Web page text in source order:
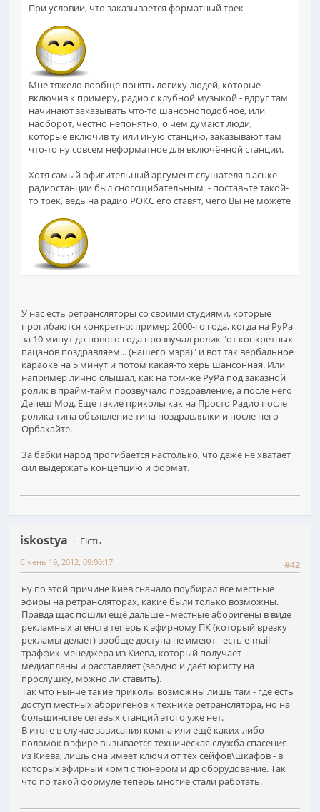
При условии, что заказывается форматный трек
Мне тяжело вообще понять логику людей, которые
включив к примеру, радио с клубной музыкой - вдруг там
начинают заказывать что-то шансоноподобное, или
наоборот, честно непонятно, о чём думают люди,
которые включив ту или иную станцию, заказывают там
что-то ну совсем неформатное для включённой станции.
Хотя самый офигительный аргумент слушателя в аське
радиостанции был сногсщибательным - поставьте такой-
то трек, ведь на радио РОКС его ставят, чего Вы не можете
У нас есть ретрансляторы со своими студиями, которые
прогибаются конкретно: пример 2000-го года, когда на РуРа
за 10 минут до нового года прозвучал ролик "от конкретных
пацанов поздравляем... (нашего мэра)" и вот так вербальное
караоке на 5 минут и потом какая-то херь шансонная. Или
например лично слышал, как на том-же РуРа под заказной
ролик в прайм-тайм прозвучало поздравление, а после него
Депеш Мод. Еще такие приколы как на Просто Радио после
ролика типа объявление типа поздравлялки и после него
Орбакайте.
За бабки народ прогибается настолько, что даже не хватает
сил выдержать концепцию и формат.
iskostya
Гість
#42
Січень 19, 2012, 09:00:17
ну по этой причине Киев сначало поубирал все местные
эфиры на ретрансляторах, какие были только возможны.
Правда щас пошли ещё дальше - местные аборигены в виде
рекламных агенств теперь к эфирному ПК (который врезку
рекламы делает) вообще доступа не имеют - есть е-mail
траффик-менеджера из Киева, который получает
медиапланы и расставляет (заодно и даёт юристу на
прослушку, можно ли ставить).
Так что нынче такие приколы возможны лишь там - где есть
доступ местных аборигенов к технике ретранслятора, но на
большинстве сетевых станций этого уже нет.
В итоге в случае зависания компа или ещё каких-либо
поломок в эфире вызывается техническая служба спасения
из Киева, лишь она имеет ключи от тех сейфов\шкафов - в
которых эфирный комп с тюнером и др оборудование. Так
что по такой формуле теперь многие стали работать.